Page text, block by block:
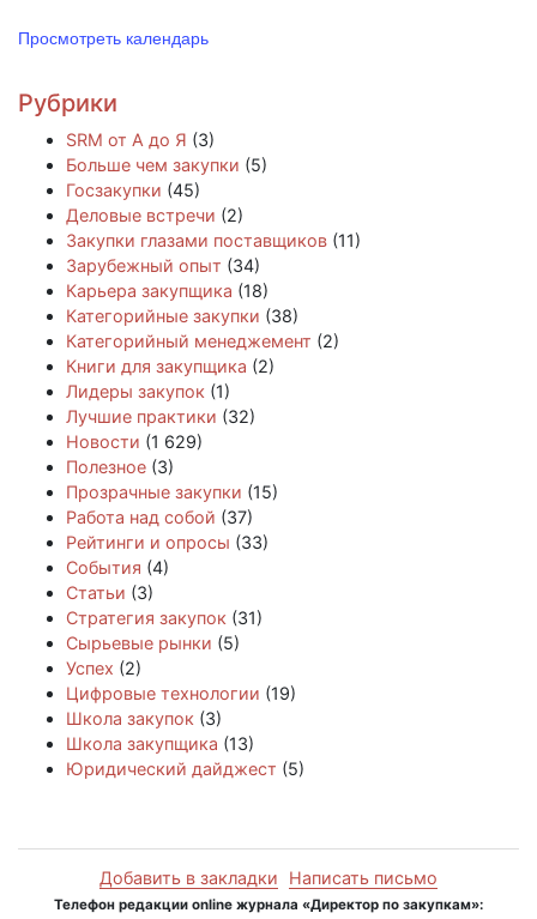
Просмотреть календарь
Рубрики
SRM от А до Я (3)
Больше чем закупки (5)
Госзакупки (45)
Деловые встречи (2)
Закупки глазами поставщиков (11)
Зарубежный опыт (34)
Карьера закупщика (18)
Категорийные закупки (38)
Категорийный менеджемент (2)
Книги для закупщика (2)
Лидеры закупок (1)
Лучшие практики (32)
Новости (1 629)
Полезное (3)
Прозрачные закупки (15)
Работа над собой (37)
Рейтинги и опросы (33)
События (4)
Статьи (3)
Стратегия закупок (31)
Сырьевые рынки (5)
Успех (2)
Цифровые технологии (19)
Школа закупок (3)
Школа закупщика (13)
Юридический дайджест (5)
Добавить в закладки Написать письмо
Телефон редакции online журнала «Директор по закупкам»: